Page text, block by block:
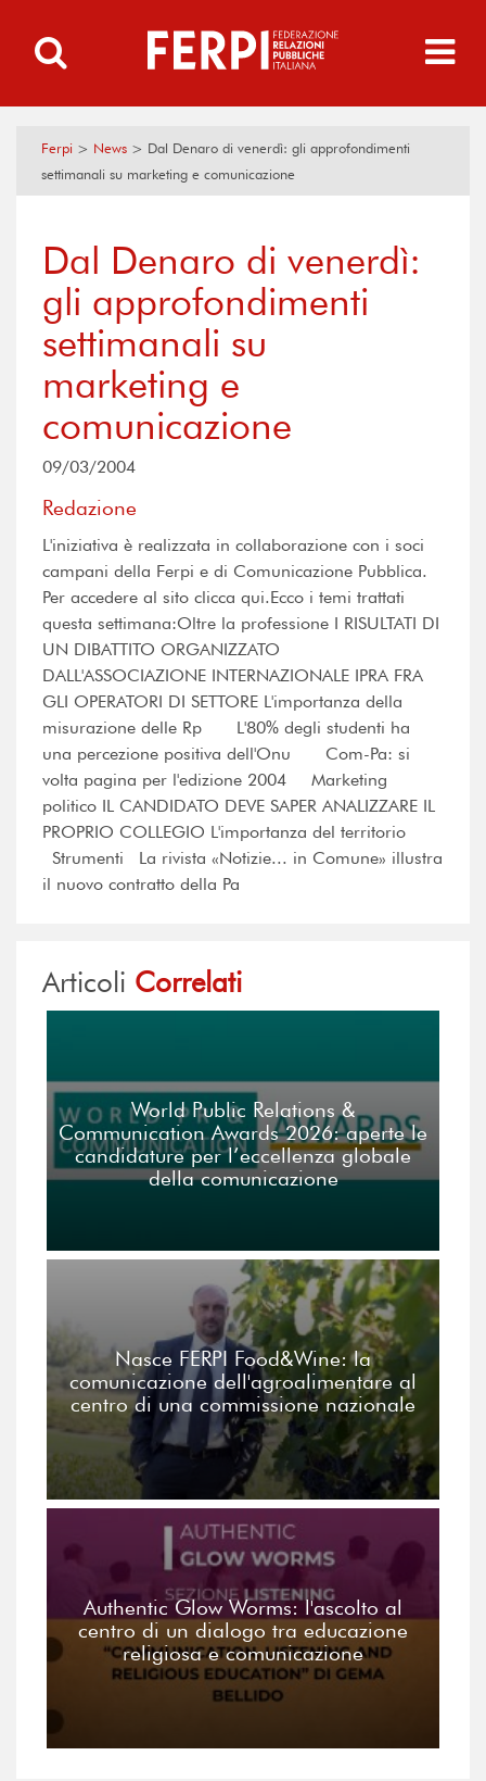
Ferpi > News > Dal Denaro di venerdì: gli approfondimenti
settimanali su marketing e comunicazione
Dal Denaro di venerdì:
gli approfondimenti
settimanali su
marketing e
comunicazione
09/03/2004
Redazione
L'iniziativa è realizzata in collaborazione con i soci
campani della Ferpi e di Comunicazione Pubblica.
Per accedere al sito clicca qui.Ecco i temi trattati
questa settimana:Oltre la professione I RISULTATI DI
UN DIBATTITO ORGANIZZATO
DALL'ASSOCIAZIONE INTERNAZIONALE IPRA FRA
GLI OPERATORI DI SETTORE L'importanza della
misurazione delle Rp L'80% degli studenti ha
una percezione positiva dell'Onu Com-Pa: si
volta pagina per l'edizione 2004 Marketing
politico IL CANDIDATO DEVE SAPER ANALIZZARE IL
PROPRIO COLLEGIO L'importanza del territorio
Strumenti La rivista «Notizie... in Comune» illustra
il nuovo contratto della Pa
Articoli Correlati
World Public Relations &
Communication Awards 2026: aperte le
candidature per l’eccellenza globale
della comunicazione
Nasce FERPI Food&Wine: la
comunicazione dell'agroalimentare al
centro di una commissione nazionale
Authentic Glow Worms: l'ascolto al
centro di un dialogo tra educazione
religiosa e comunicazione